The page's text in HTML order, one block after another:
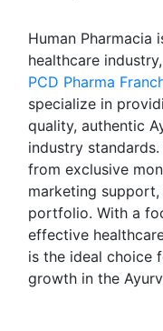
Human Pharmacia
healthcare
PCD Pharma
specialize in
quality, authentic
industry
from exclusive
marketing
portfolio. With a
effective
is the ideal choice
growth in the